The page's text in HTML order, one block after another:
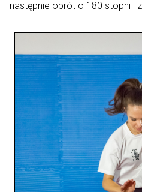
następnie obrót o 180 stopni i